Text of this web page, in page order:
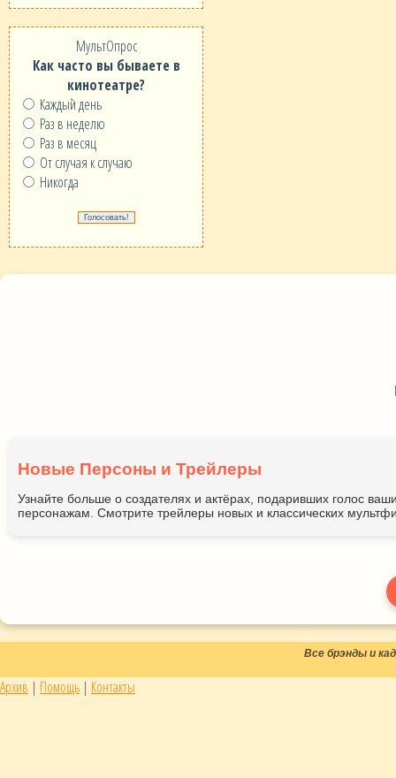
МультОпрос
Как часто вы бываете в
кинотеатре?
Каждый день
Раз в неделю
Раз в месяц
От случая к случаю
Никогда
Новые Персоны и Трейлеры
Узнайте больше о создателях и актёрах, подаривших голос
персонажам. Смотрите трейлеры новых и классических
Все брэнды и
Архив | Помощь | Контакты